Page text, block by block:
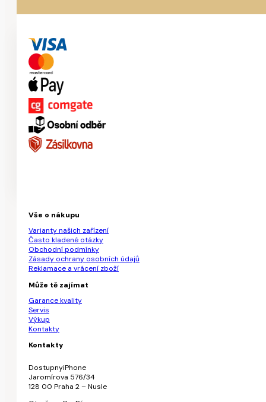
Vše o nákupu
Varianty našich zařízení
Často kladené otázky
Obchodní podmínky
Zásady ochrany osobních údajů
Reklamace a vrácení zboží
Může tě zajímat
Garance kvality
Servis
Výkup
Kontakty
Kontakty
DostupnyiPhone
Jaromírova 576/34
128 00 Praha 2 – Nusle